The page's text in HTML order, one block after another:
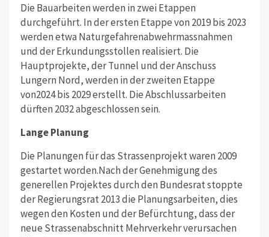
Die Bauarbeiten werden in zwei Etappen
durchgeführt. In der ersten Etappe von 2019 bis 2023
werden etwa Naturgefahrenabwehrmassnahmen
und der Erkundungsstollen realisiert. Die
Hauptprojekte, der Tunnel und der Anschuss
Lungern Nord, werden in der zweiten Etappe
von2024 bis 2029 erstellt. Die Abschlussarbeiten
dürften 2032 abgeschlossen sein.
Lange Planung
Die Planungen für das Strassenprojekt waren 2009
gestartet worden.Nach der Genehmigung des
generellen Projektes durch den Bundesrat stoppte
der Regierungsrat 2013 die Planungsarbeiten, dies
wegen den Kosten und der Befürchtung, dass der
neue Strassenabschnitt Mehrverkehr verursachen